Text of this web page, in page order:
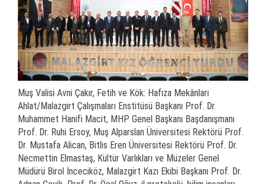
Muş Valisi Avni Çakır, Fetih ve Kök: Hafıza Mekânları
Ahlat/Malazgirt Çalışmaları Enstitüsü Başkanı Prof. Dr.
Muhammet Hanifi Macit, MHP Genel Başkanı Başdanışmanı
Prof. Dr. Ruhi Ersoy, Muş Alparslan Üniversitesi Rektörü Prof.
Dr. Mustafa Alican, Bitlis Eren Üniversitesi Rektörü Prof. Dr.
Necmettin Elmastaş, Kültür Varlıkları ve Müzeler Genel
Müdürü Birol İnceciköz, Malazgirt Kazı Ekibi Başkanı Prof. Dr.